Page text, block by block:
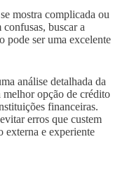
mostra complicada ou
buscar a
pode ser uma excelente
análise detalhada da
opção de crédito
financeiras.
erros que custem
externa e experiente